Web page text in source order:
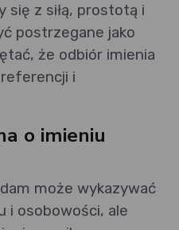
się z siłą, prostotą i
postrzegane jako
że odbiór imienia
i
o imieniu
może wykazywać
i osobowości, ale